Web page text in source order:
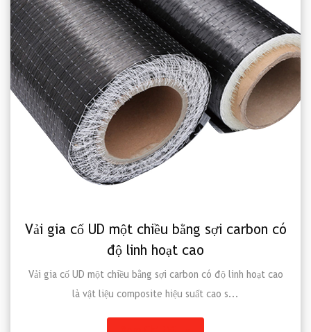
chiều bằng sợi carbon có
bằng sợi carbon có độ linh hoạt cao
hiệu suất cao s...
Vải dệt trơn
cao